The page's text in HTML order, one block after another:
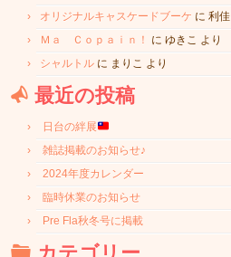
オリジナルキャスケードブーケ に 利佳
Ｍａ Ｃｏｐａｉｎ！
に ゆきこ より
シャルトル に まりこ より
最近の投稿
日台の絆展
雑誌掲載のお知らせ♪
2024年度カレンダー
臨時休業のお知らせ
Pre Fla秋冬号に掲載